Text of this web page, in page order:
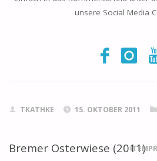
unsere Social Media
TKATHKE 15. OKTOBER 2011
Bremer Osterwiese (2011)